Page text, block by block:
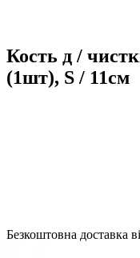
Кость д /
(1шт), S / 11см
Безкоштовна доставка